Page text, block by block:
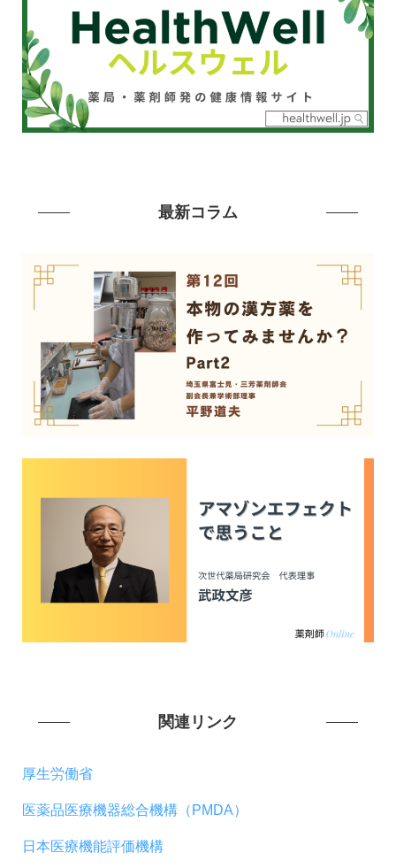
最新コラム
関連リンク
厚生労働省
医薬品医療機器総合機構（PMDA）
日本医療機能評価機構